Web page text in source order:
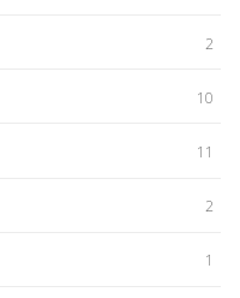
2
10
11
2
1